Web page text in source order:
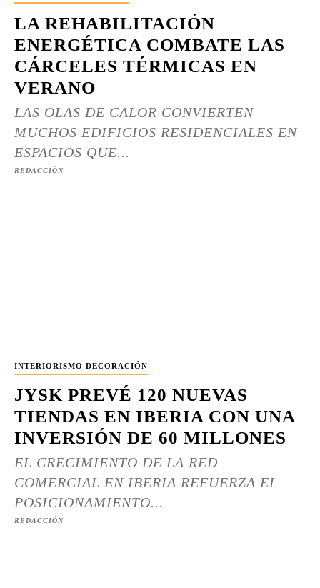
LA REHABILITACIÓN
ENERGÉTICA COMBATE LAS
CÁRCELES TÉRMICAS EN
VERANO
LAS OLAS DE CALOR CONVIERTEN
MUCHOS EDIFICIOS RESIDENCIALES EN
ESPACIOS QUE...
REDACCIÓN
INTERIORISMO DECORACIÓN
JYSK PREVÉ 120 NUEVAS
TIENDAS EN IBERIA CON UNA
INVERSIÓN DE 60 MILLONES
EL CRECIMIENTO DE LA RED
COMERCIAL EN IBERIA REFUERZA EL
POSICIONAMIENTO...
REDACCIÓN